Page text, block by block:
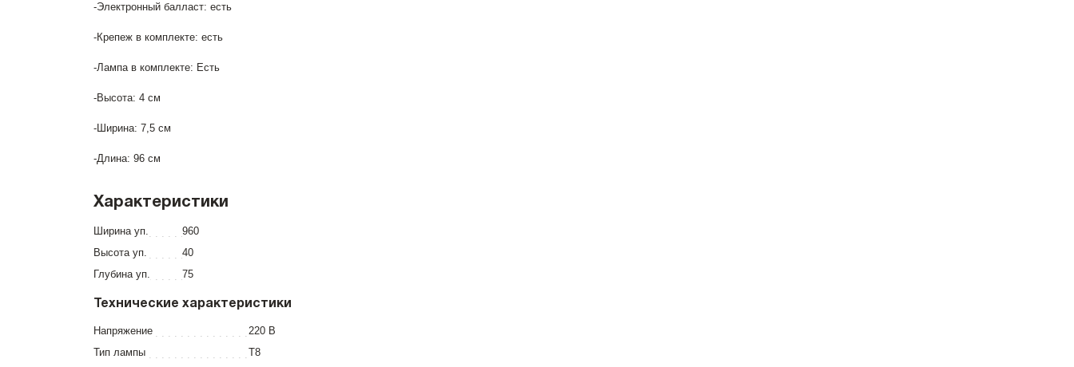
-Электронный балласт: есть
-Крепеж в комплекте: есть
-Лампа в комплекте: Есть
-Высота: 4 см
-Ширина: 7,5 см
-Длина: 96 см
Характеристики
Ширина уп.
960
Высота уп.
40
Глубина уп.
75
Технические характеристики
Напряжение
220 В
Тип лампы
T8